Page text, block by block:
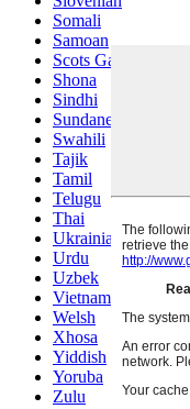
Somali
Samoan
Scots Gaelic
Shona
Sindhi
Sundanese
Swahili
Tajik
Tamil
Telugu
Thai
Ukrainian
Urdu
Uzbek
Vietnamese
Welsh
Xhosa
Yiddish
Yoruba
Zulu